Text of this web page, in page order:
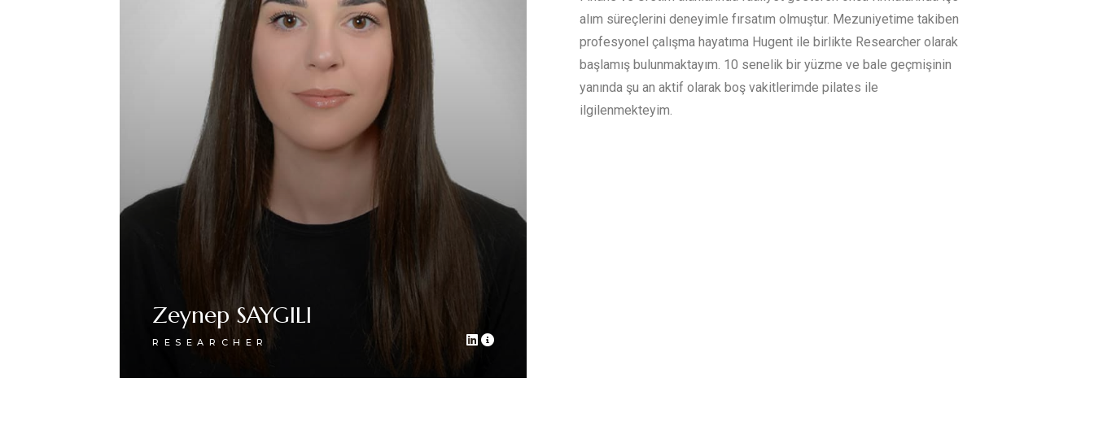
Zeynep SAYGILI
RESEARCHER
alım süreçlerini deneyimle fırsatım olmuştur. Mezuniyetime takiben
profesyonel çalışma hayatıma Hugent ile birlikte Researcher olarak
başlamış bulunmaktayım. 10 senelik bir yüzme ve bale geçmişinin
yanında şu an aktif olarak boş vakitlerimde pilates ile
ilgilenmekteyim.